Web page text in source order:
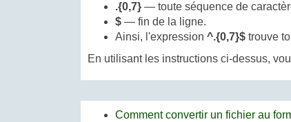
.{0,7} — toute séquence de
$ — fin de la ligne.
Ainsi, l'expression ^.{0,7}$ trouve
En utilisant les instructions ci-dessus,
Comment convertir un fichier au